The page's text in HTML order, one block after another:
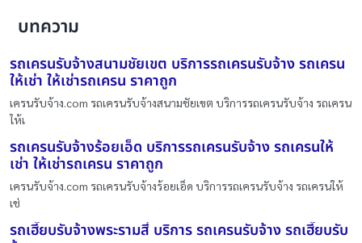
บทความ
รถเครนรับจ้างสนามชัยเขต บริการรถเครนรับจ้าง รถเครน
ให้เช่า ให้เช่ารถเครน ราคาถูก
เครนรับจ้าง.com รถเครนรับจ้างสนามชัยเขต บริการรถเครนรับจ้าง รถเครน
ให้เ
รถเครนรับจ้างร้อยเอ็ด บริการรถเครนรับจ้าง รถเครนให้
เช่า ให้เช่ารถเครน ราคาถูก
เครนรับจ้าง.com รถเครนรับจ้างร้อยเอ็ด บริการรถเครนรับจ้าง รถเครนให้
เช่
รถเฮี๊ยบรับจ้างพระรามสี่ บริการ รถเครนรับจ้าง รถเฮี๊ยบรับ